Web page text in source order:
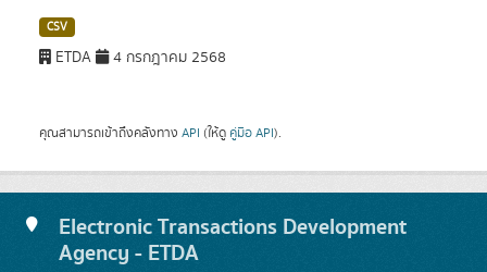
CSV
ETDA 4 กรกฎาคม 2568
คุณสามารถเข้าถึงคลังทาง API (ให้ดู คู่มือ API).
Electronic Transactions Development
Agency - ETDA